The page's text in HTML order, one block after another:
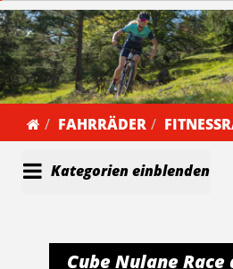
FAHRRÄDER
Kategorien einblenden
Cube Nulane